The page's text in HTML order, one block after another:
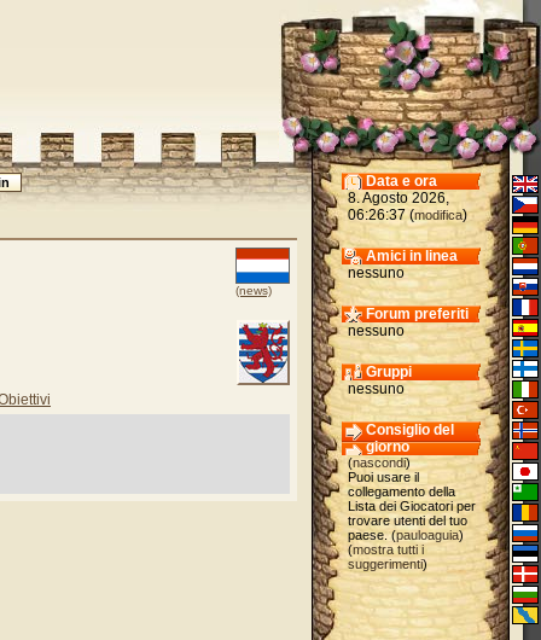
(news)
Data e ora
8. Agosto 2026,
06:26:37 (modifica)
Amici in linea
nessuno
Forum preferiti
nessuno
Gruppi
nessuno
Consiglio del
giorno
(nascondi)
Puoi usare il
collegamento della
Lista dei Giocatori per
trovare utenti del tuo
paese. (pauloaguia)
(mostra tutti i
suggerimenti)